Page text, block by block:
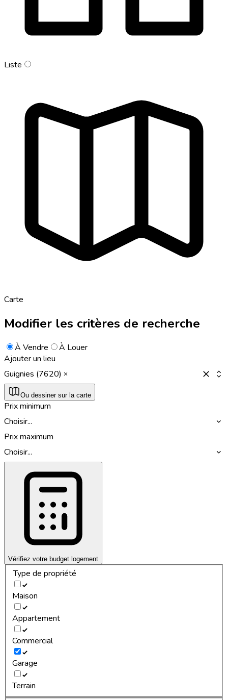
Liste
Carte
Modifier les critères de recherche
À Vendre
À Louer
Ajouter un lieu
Guignies (7620)
Ou dessiner sur la carte
Prix minimum
Choisir...
Prix maximum
Choisir...
Vérifiez votre budget logement
Type de propriété
Maison
Appartement
Commercial
Garage
Terrain